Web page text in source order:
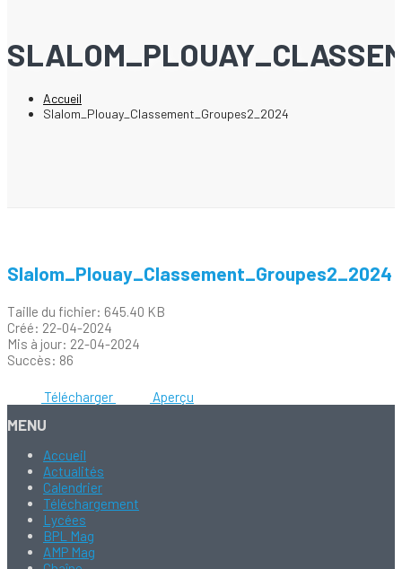
Accueil
Slalom_Plouay_Classement_Groupes2_2024
Slalom_Plouay_Classement_Groupes2_2024
Taille du fichier: 645.40 KB
Créé: 22-04-2024
Mis à jour: 22-04-2024
Succès: 86
Télécharger Aperçu
MENU
Accueil
Actualités
Calendrier
Téléchargement
Lycées
BPL Mag
AMP Mag